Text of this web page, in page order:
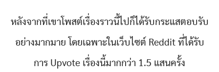
หลังจากที่เขาโพสต์เรื่องราวนี้ไปก็ได้รับกระแสตอบรับ
อย่างมากมาย โดยเฉพาะในเว็บไซต์ Reddit ที่ได้รับ
การ Upvote เรื่องนี้มากกว่า 1.5 แสนครั้ง